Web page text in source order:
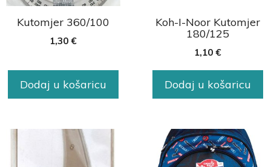
Kutomjer 360/100
1,30 €
Dodaj u košaricu
Koh-I-Noor Kutomjer
180/125
1,10 €
Dodaj u košaricu